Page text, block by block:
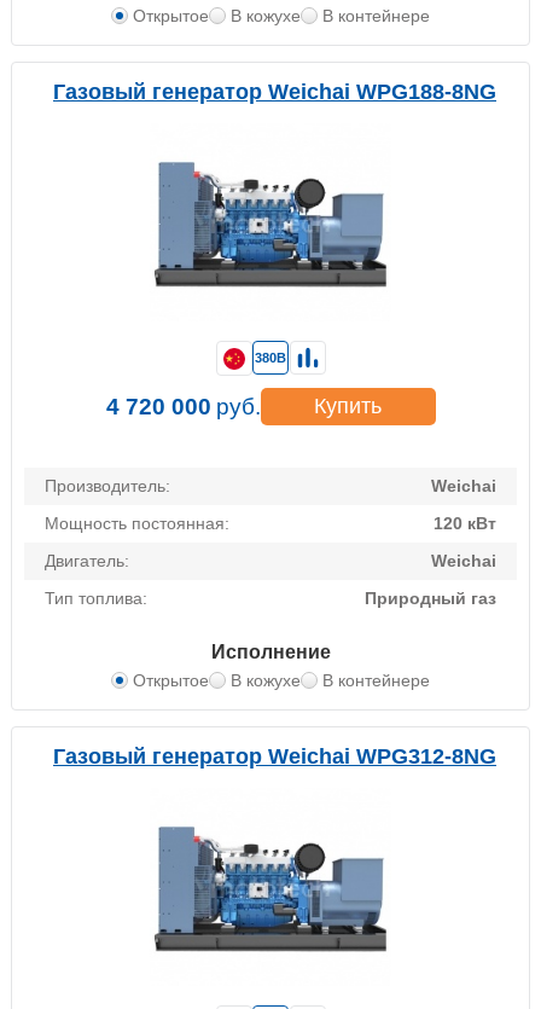
Открытое В кожухе В контейнере
Газовый генератор Weichai WPG188-8NG
Производитель:
Weichai
Мощность постоянная:
120 кВт
Двигатель:
Weichai
Тип топлива:
Природный газ
Исполнение
Открытое В кожухе В контейнере
380В
4 720 000 руб. Купить
Газовый генератор Weichai WPG312-8NG